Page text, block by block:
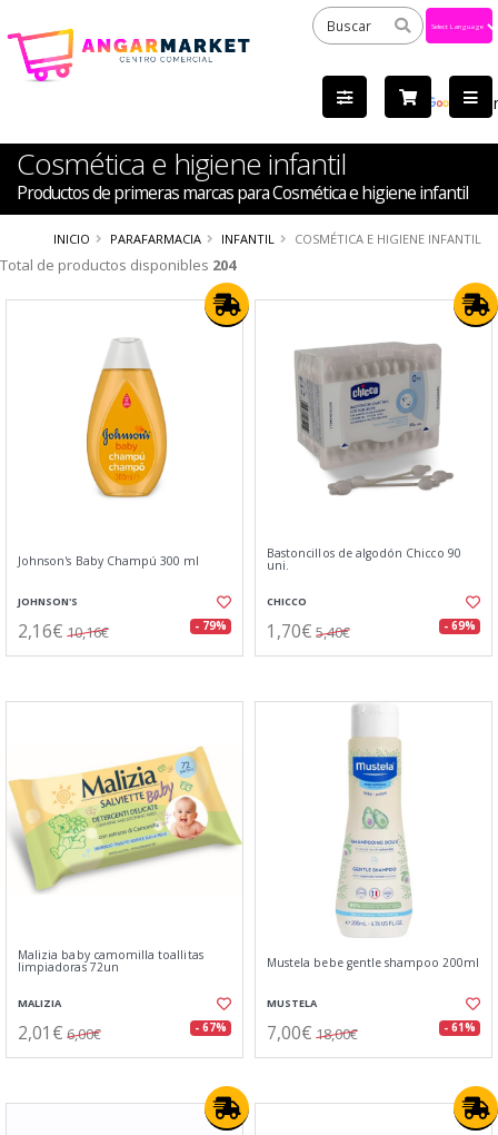
by
Cosmética e higiene infantil
Productos de primeras marcas para Cosmética e higiene infantil
INICIO PARAFARMACIA INFANTIL COSMÉTICA E HIGIENE INFANTIL
Total de productos disponibles 204
Johnson's Baby Champú 300 ml
JOHNSON'S
2,16€ 10,16€ - 79%
Bastoncillos de algodón Chicco 90
uni.
CHICCO
1,70€ 5,40€ - 69%
Malizia baby camomilla toallitas
limpiadoras 72un
MALIZIA
2,01€ 6,00€ - 67%
Mustela bebe gentle shampoo 200ml
MUSTELA
7,00€ 18,00€ - 61%